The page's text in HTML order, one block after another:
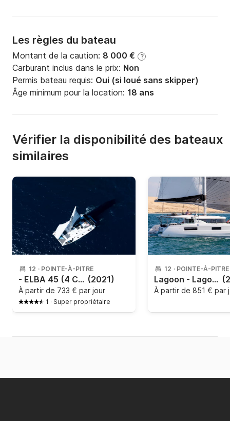
Les règles du bateau
Montant de la caution: 8 000 € ?
Carburant inclus dans le prix: Non
Permis bateau requis: Oui (si loué sans skipper)
Âge minimum pour la location: 18 ans
Vérifier la disponibilité des bateaux
similaires
12 · POINTE-À-PITRE
- ELBA 45 (4 CAB + 2 / 4 SDB) (2021)
À partir de 733 € par jour
1 · Super propriétaire
12 · POINTE-À-PITRE
Lagoon - Lagoon 46
À partir de 851 € par